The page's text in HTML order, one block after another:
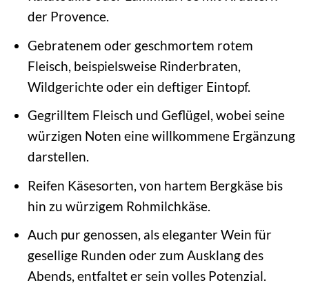
der Provence.
Gebratenem oder geschmortem rotem
Fleisch, beispielsweise Rinderbraten,
Wildgerichte oder ein deftiger Eintopf.
Gegrilltem Fleisch und Geflügel, wobei seine
würzigen Noten eine willkommene Ergänzung
darstellen.
Reifen Käsesorten, von hartem Bergkäse bis
hin zu würzigem Rohmilchkäse.
Auch pur genossen, als eleganter Wein für
gesellige Runden oder zum Ausklang des
Abends, entfaltet er sein volles Potenzial.